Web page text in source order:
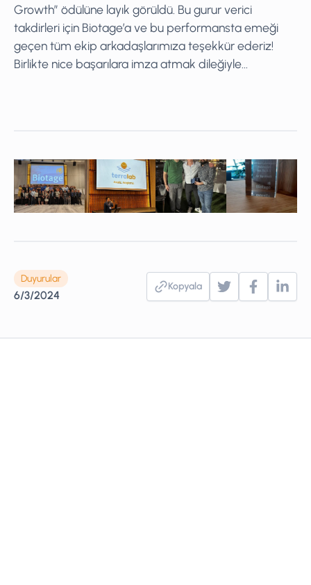
Growth” ödülüne layık görüldü. Bu gurur verici
takdirleri için Biotage’a ve bu performansta emeği
geçen tüm ekip arkadaşlarımıza teşekkür ederiz!
Birlikte nice başarılara imza atmak dileğiyle...
Duyurular
6/3/2024
Kopyala